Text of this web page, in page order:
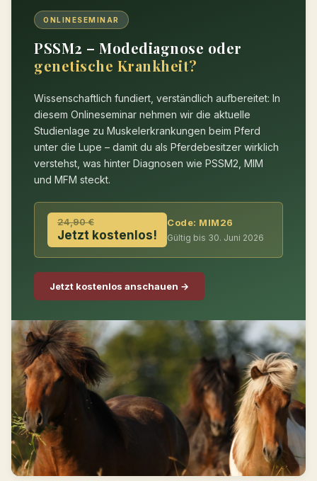
ONLINESEMINAR
PSSM2 – Modediagnose oder
genetische Krankheit?
Wissenschaftlich fundiert, verständlich aufbereitet: In
diesem Onlineseminar nehmen wir die aktuelle
Studienlage zu Muskelerkrankungen beim Pferd
unter die Lupe – damit du als Pferdebesitzer wirklich
verstehst, was hinter Diagnosen wie PSSM2, MIM
und MFM steckt.
24,90 €
Jetzt kostenlos!
Code: MIM26
Gültig bis 30. Juni 2026
Jetzt kostenlos anschauen →